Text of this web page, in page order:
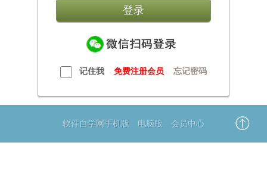
记住我 免费注册会员 忘记密码
软件自学网手机版 电脑版 会员中心